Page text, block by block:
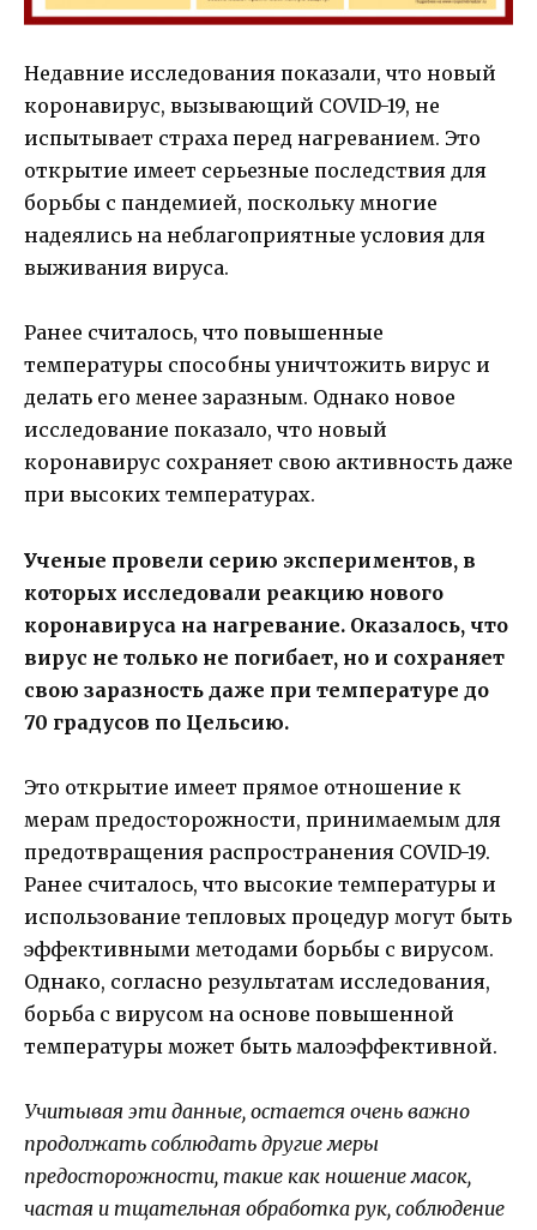
Недавние исследования показали, что новый
коронавирус, вызывающий COVID-19, не
испытывает страха перед нагреванием. Это
открытие имеет серьезные последствия для
борьбы с пандемией, поскольку многие
надеялись на неблагоприятные условия для
выживания вируса.
Ранее считалось, что повышенные
температуры способны уничтожить вирус и
делать его менее заразным. Однако новое
исследование показало, что новый
коронавирус сохраняет свою активность даже
при высоких температурах.
Ученые провели серию экспериментов, в
которых исследовали реакцию нового
коронавируса на нагревание. Оказалось, что
вирус не только не погибает, но и сохраняет
свою заразность даже при температуре до
70 градусов по Цельсию.
Это открытие имеет прямое отношение к
мерам предосторожности, принимаемым для
предотвращения распространения COVID-19.
Ранее считалось, что высокие температуры и
использование тепловых процедур могут быть
эффективными методами борьбы с вирусом.
Однако, согласно результатам исследования,
борьба с вирусом на основе повышенной
температуры может быть малоэффективной.
Учитывая эти данные, остается очень важно
продолжать соблюдать другие меры
предосторожности, такие как ношение масок,
частая и тщательная обработка рук, соблюдение